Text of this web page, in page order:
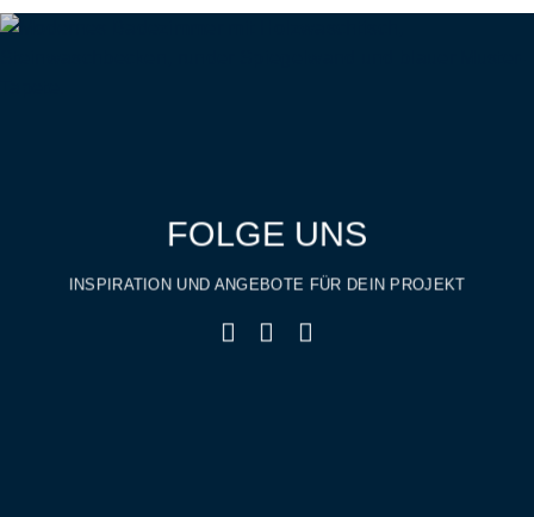
FOLGE UNS
INSPIRATION UND ANGEBOTE FÜR DEIN PROJEKT